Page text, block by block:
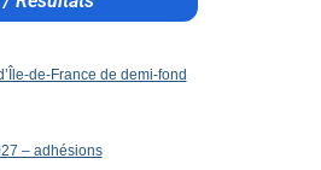
de-France de demi-fond
– adhésions